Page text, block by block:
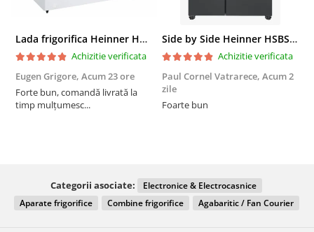
Lada frigorifica Heinner HCF-287CNHE++, 287 l, Clasa E, Compresor inverter, Iluminare LED, Functionalitate frigider, Alb
Achizitie verificata
Eugen Grigore, Acum 23 ore
Forte bun, comandă livrată la
timp mulțumesc...
Side by Side Heinner HSBS-HM439NFINVDGWDE++, Total No Frost, Compresor Inverter, Dozator Apa, Display Touch LED, 439 L, Clasa E, Gri Antracit Texturat
Achizitie verificata
Paul Cornel Vatrarece, Acum 2
zile
Foarte bun
Categorii asociate:
Electronice & Electrocasnice
Aparate frigorifice
Combine frigorifice Agabaritic / Fan Courier